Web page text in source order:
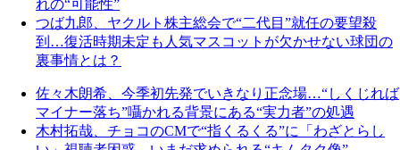
れの“可能性”
つば九郎、ヤクルト株主総会で“二代目”就任の要望殺
到…復活時期未定も人気マスコットが欠かせない球団の
裏事情とは？
佐々木朗希、今季初先発でいきなり正念場…“しくじれば
マイナー落ち”囁かれる背景にある“実力者”の処遇
木村拓哉、チョコのCMで“指くるくる”に「わざとらし